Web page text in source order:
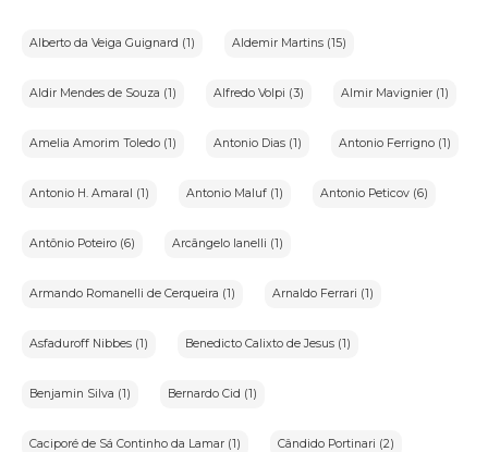
Alberto da Veiga Guignard (1) Aldemir Martins (15)
Aldir Mendes de Souza (1) Alfredo Volpi (3) Almir Mavignier (1)
Amelia Amorim Toledo (1) Antonio Dias (1) Antonio Ferrigno (1)
Antonio H. Amaral (1) Antonio Maluf (1) Antonio Peticov (6)
Antônio Poteiro (6) Arcângelo Ianelli (1)
Armando Romanelli de Cerqueira (1) Arnaldo Ferrari (1)
Asfaduroff Nibbes (1) Benedicto Calixto de Jesus (1)
Benjamin Silva (1) Bernardo Cid (1)
Caciporé de Sá Continho da Lamar (1) Cândido Portinari (2)